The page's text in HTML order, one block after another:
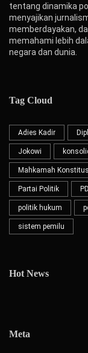
tentang dinamika
menyajikan
memberdayakan,
memahami lebih
negara dan dunia.
Tag Cloud
Adies Kadir
Jokowi
Mahkamah
Partai Politik
politik hukum
sistem pemilu
Hot News
Meta